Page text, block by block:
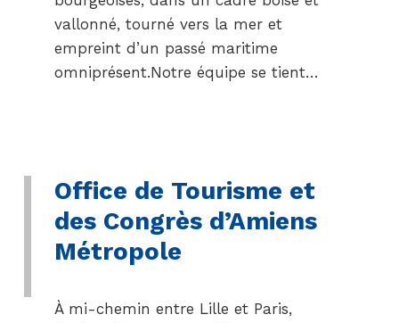
vallonné, tourné vers la mer et
empreint d’un passé maritime
omniprésent.Notre équipe se tient…
Office de Tourisme et
des Congrès d’Amiens
Métropole
À mi-chemin entre Lille et Paris,